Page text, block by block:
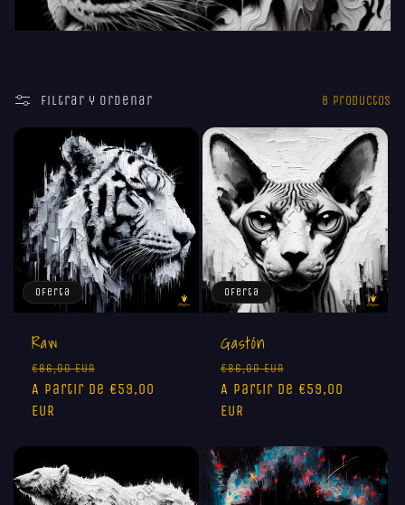
c
i
ó Filtrar y ordenar 8 productos
Oferta
Raw
Precio
habitual
€86,00 EUR
de
A partir de €59,00
EUR
Oferta
Gastón
Precio
habitual
€86,00 EUR
de
A partir de €59,00
EUR